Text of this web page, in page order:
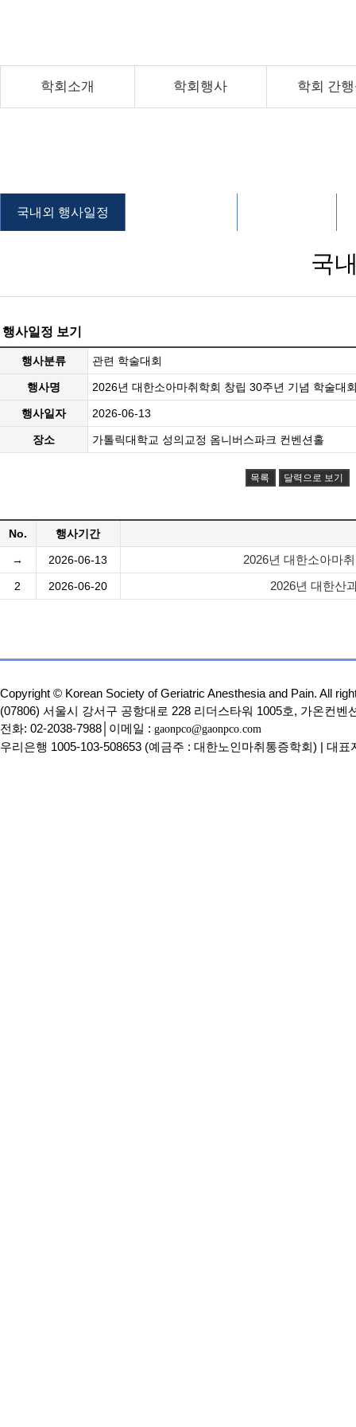
학회소개 학회행사 학회 간
국내외 행사일정
국
행사일정 보기
행사분류 관련 학술대회
행사명 2026년 대한소아마취학회 창립 30주년 기념 학술대
행사일자 2026-06-13
장소 가톨릭대학교 성의교정 옴니버스파크 컨벤션홀
목록 달력으로 보기
No. 행사기간
→ 2026-06-13 2026년 대한소아마
2 2026-06-20 2026년 대한산
Copyright © Korean Society of Geriatric Anesthesia and Pain. All
(07806) 서울시 강서구 공항대로 228 리더스타워 1005호, 가온컨벤
전화: 02-2038-7988│이메일 : gaonpco@gaonpco.com
우리은행 1005-103-508653 (예금주 : 대한노인마취통증학회) | 대